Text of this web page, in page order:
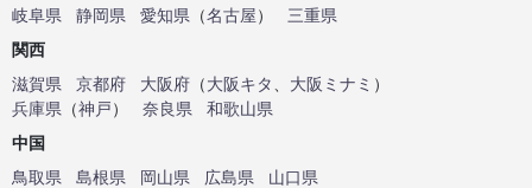
岐阜県
静岡県 愛知県 （名古屋）
三重県
関西
滋賀県
京都府 大阪府 （大阪キタ 大阪ミナミ ）
兵庫県 （神戸） 奈良県
和歌山県
中国
鳥取県
島根県 岡山県 広島県
山口県